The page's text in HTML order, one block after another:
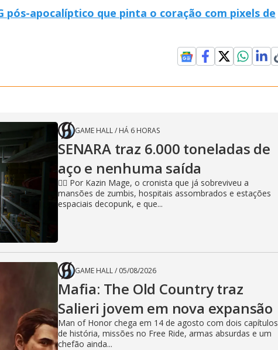
pós-apocalíptico que pinta o coração com pixels de
GAME HALL/ HÁ 6 HORAS
SENARA traz 6.000 toneladas de
aço e nenhuma saída
🧙‍♂️ Por Kazin Mage, o cronista que já sobreviveu a
mansões de zumbis, hospitais assombrados e estações
espaciais decopunk, e que...
GAME HALL/ 05/08/2026
Mafia: The Old Country traz
Salieri jovem em nova expansão
Man of Honor chega em 14 de agosto com dois capítulos
de história, missões no Free Ride, armas absurdas e um
chefão ainda...